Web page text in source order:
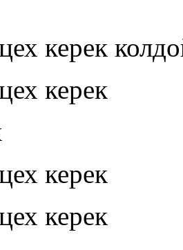
керек
керек
керек
керек